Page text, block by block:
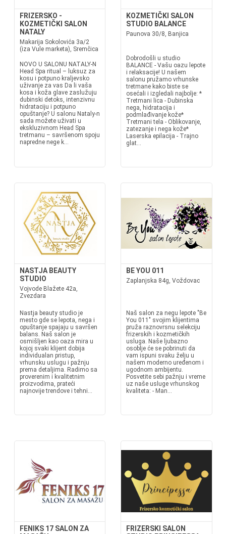
FRIZERSKO -
KOZMETIČKI SALON
NATALY
Makarija Sokolovića 3a/2
(iza Vule marketa), Sremčica
NOVO U SALONU NATALY-N
Head Spa ritual – luksuz za
kosu i potpuno kraljevsko
uživanje za vas Da li vaša
kosa i koža glave zaslužuju
dubinski detoks, intenzivnu
hidrataciju i potpuno
opuštanje? U salonu Nataly-n
sada možete uživati u
ekskluzivnom Head Spa
tretmanu – savršenom spoju
napredne nege k...
KOZMETIČKI SALON
STUDIO BALANCE
Paunova 30/8, Banjica
Dobrodošli u studio
BALANCE - Vašu oazu lepote
i relaksacije! U našem
salonu pružamo vrhunske
tretmane kako biste se
osećali i izgledali najbolje: *
Tretmani lica - Dubinska
nega, hidratacija i
podmlađivanje kože*
Tretmani tela - Oblikovanje,
zatezanje i nega kože*
Laserska epilacija - Trajno
glat...
NASTJA BEAUTY
STUDIO
Vojvode Blažete 42a,
Zvezdara
Nastja beauty studio je
mesto gde se lepota, nega i
opuštanje spajaju u savršen
balans. Naš salon je
osmišljen kao oaza mira u
kojoj svaki klijent dobija
individualan pristup,
vrhunsku uslugu i pažnju
prema detaljima. Radimo sa
proverenim i kvalitetnim
proizvodima, prateći
najnovije trendove i tehni...
BE YOU 011
Zaplanjska 84g, Voždovac
Naš salon za negu lepote "Be
You 011" svojim klijentima
pruža raznovrsnu selekciju
frizerskih i kozmetičkih
usluga. Naše ljubazno
osoblje će se pobrinuti da
vam ispuni svaku želju u
našem moderno uređenom i
ugodnom ambijentu.
Posvetite sebi pažnju i vreme
uz naše usluge vrhunskog
kvaliteta: - Man...
FENIKS 17 SALON ZA
FRIZERSKI SALON